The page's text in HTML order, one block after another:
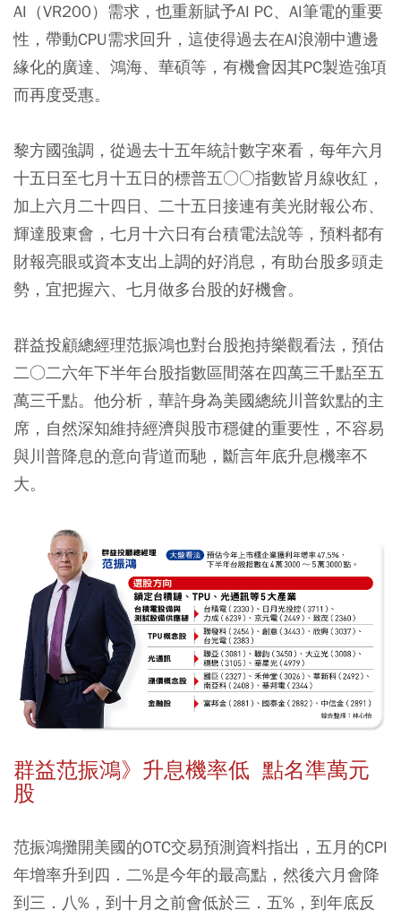
AI（VR200）需求，也重新賦予AI PC、AI筆電的重要
性，帶動CPU需求回升，這使得過去在AI浪潮中遭邊
緣化的廣達、鴻海、華碩等，有機會因其PC製造強項
而再度受惠。
黎方國強調，從過去十五年統計數字來看，每年六月
十五日至七月十五日的標普五○○指數皆月線收紅，
加上六月二十四日、二十五日接連有美光財報公布、
輝達股東會，七月十六日有台積電法說等，預料都有
財報亮眼或資本支出上調的好消息，有助台股多頭走
勢，宜把握六、七月做多台股的好機會。
群益投顧總經理范振鴻也對台股抱持樂觀看法，預估
二○二六年下半年台股指數區間落在四萬三千點至五
萬三千點。他分析，華許身為美國總統川普欽點的主
席，自然深知維持經濟與股市穩健的重要性，不容易
與川普降息的意向背道而馳，斷言年底升息機率不
大。
群益范振鴻》升息機率低 點名準萬元
股
范振鴻攤開美國的OTC交易預測資料指出，五月的CPI
年增率升到四．二%是今年的最高點，然後六月會降
到三．八%，到十月之前會低於三．五%，到年底反